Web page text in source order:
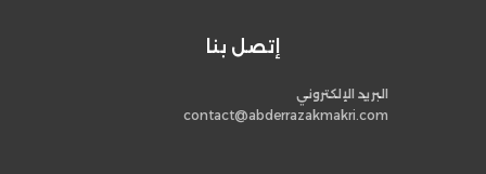
إتصل بنا
البريد الإلكتروني
contact@abderrazakmakri.com